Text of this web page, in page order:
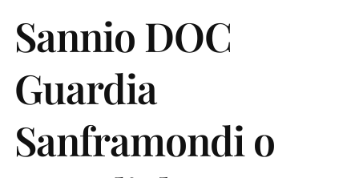
Sannio DOC
Guardia
Sanframondi o